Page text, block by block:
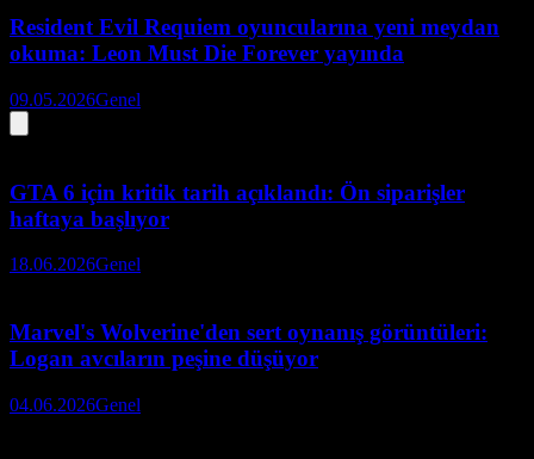
Resident Evil Requiem oyuncularına yeni meydan
okuma: Leon Must Die Forever yayında
09.05.2026Genel
GTA 6 için kritik tarih açıklandı: Ön siparişler
haftaya başlıyor
18.06.2026Genel
Marvel's Wolverine'den sert oynanış görüntüleri:
Logan avcıların peşine düşüyor
04.06.2026Genel